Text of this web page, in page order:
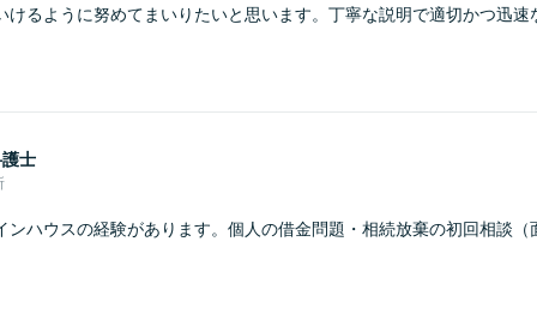
けるように努めてまいりたいと思います。丁寧な説明で適切かつ迅速
士
ンハウスの経験があります。個人の借金問題・相続放棄の初回相談（